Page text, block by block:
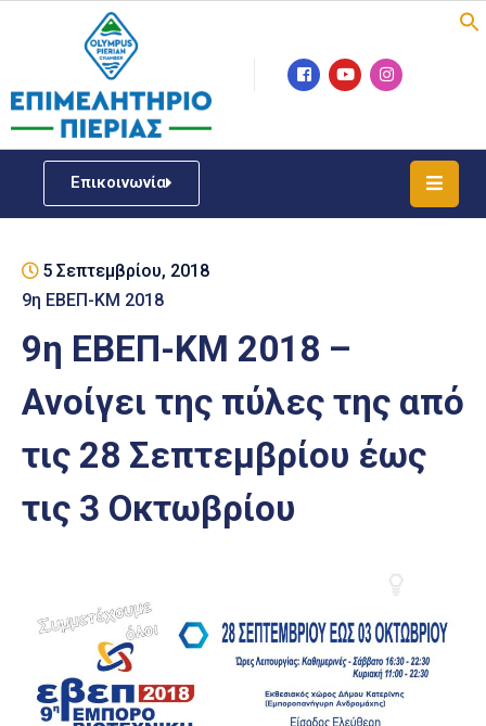
Επικοινωνία
Επιμελητήριο
Νέα
ΓΕΜΗ
Επιχειρηματική
Υποστήριξη
Έκθεση
Παραδοσιακών
Επαγγελμάτων
5 Σεπτεμβρίου, 2018
9η ΕΒΕΠ-ΚΜ 2018
9η ΕΒΕΠ-ΚΜ 2018 –
Ανοίγει της πύλες της από
τις 28 Σεπτεμβρίου έως
τις 3 Οκτωβρίου